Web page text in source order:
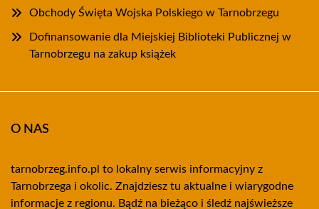
Obchody Święta Wojska Polskiego w Tarnobrzegu
Dofinansowanie dla Miejskiej Biblioteki Publicznej w
Tarnobrzegu na zakup książek
O NAS
tarnobrzeg.info.pl to lokalny serwis informacyjny z
Tarnobrzega i okolic. Znajdziesz tu aktualne i wiarygodne
informacje z regionu. Bądź na bieżąco i śledź najświeższe